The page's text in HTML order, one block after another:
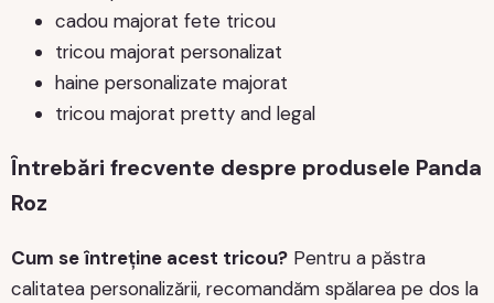
cadou majorat fete tricou
tricou majorat personalizat
haine personalizate majorat
tricou majorat pretty and legal
Întrebări frecvente despre produsele Panda
Roz
Cum se întreține acest tricou? Pentru a păstra
calitatea personalizării, recomandăm spălarea pe dos la